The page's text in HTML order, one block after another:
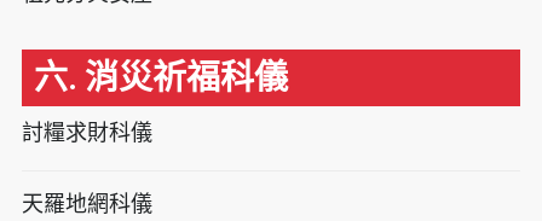
六. 消災祈福科儀
討糧求財科儀
天羅地網科儀